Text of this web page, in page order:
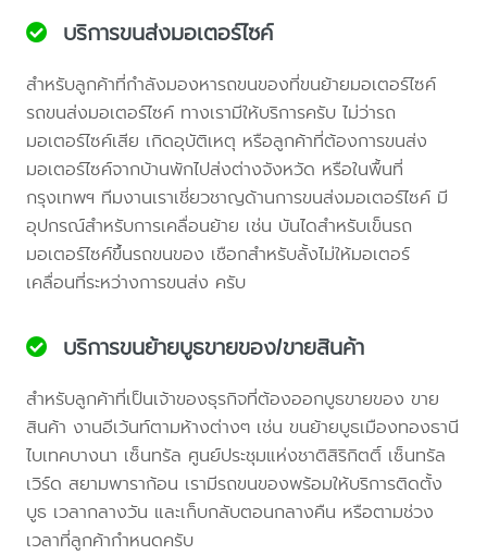
บริการขนส่งมอเตอร์ไซค์
สำหรับลูกค้าที่กำลังมองหารถขนของที่ขนย้ายมอเตอร์ไซค์
รถขนส่งมอเตอร์ไซค์ ทางเรามีให้บริการครับ ไม่ว่ารถ
มอเตอร์ไซค์เสีย เกิดอุบัติเหตุ หรือลูกค้าที่ต้องการขนส่ง
มอเตอร์ไซค์จากบ้านพักไปส่งต่างจังหวัด หรือในพื้นที่
กรุงเทพฯ ทีมงานเราเชี่ยวชาญด้านการขนส่งมอเตอร์ไซค์ มี
อุปกรณ์สำหรับการเคลื่อนย้าย เช่น บันไดสำหรับเข็นรถ
มอเตอร์ไซค์ขึ้นรถขนของ เชือกสำหรับลั้งไม่ให้มอเตอร์
เคลื่อนที่ระหว่างการขนส่ง ครับ
บริการขนย้ายบูธขายของ/ขายสินค้า
สำหรับลูกค้าที่เป็นเจ้าของธุรกิจที่ต้องออกบูธขายของ ขาย
สินค้า งานอีเว้นท์ตามห้างต่างๆ เช่น ขนย้ายบูธเมืองทองธานี
ไบเทคบางนา เซ็นทรัล ศูนย์ประชุมแห่งชาติสิริกิตติ์ เซ็นทรัล
เวิร์ด สยามพาราก้อน เรามีรถขนของพร้อมให้บริการติดตั้ง
บูธ เวลากลางวัน และเก็บกลับตอนกลางคืน หรือตามช่วง
เวลาที่ลูกค้ากำหนดครับ